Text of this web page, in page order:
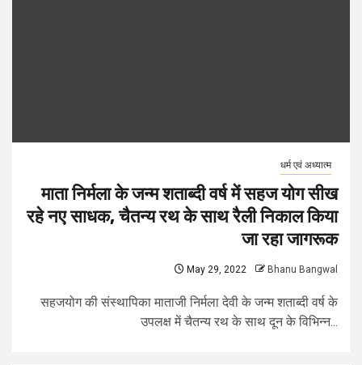
धर्म एवं अध्यात्म
माता निर्मला के जन्म शताब्दी वर्ष में सहज योग सीख
रहे नए साधक, चैतन्य रथ के साथ रैली निकाल किया
जा रहा जागरूक
May 29, 2022 Bhanu Bangwal
सहजयोग की संस्थापिका माताजी निर्मला देवी के जन्म शताब्दी वर्ष के
उपलक्ष में चैतन्य रथ के साथ दून के विभिन्न...